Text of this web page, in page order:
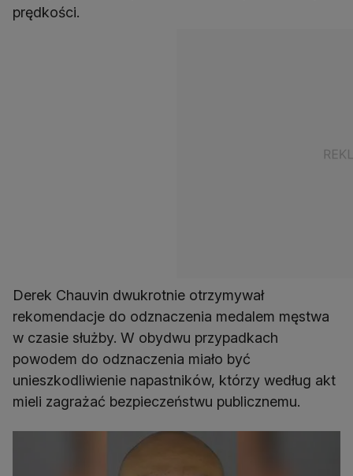
prędkości.
Derek Chauvin dwukrotnie otrzymywał
rekomendacje do odznaczenia medalem męstwa
w czasie służby. W obydwu przypadkach
powodem do odznaczenia miało być
unieszkodliwienie napastników, którzy według akt
mieli zagrażać bezpieczeństwu publicznemu.